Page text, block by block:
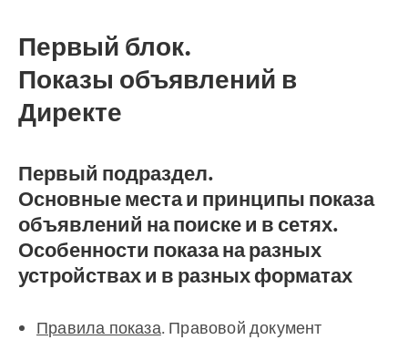
Первый блок.
Показы объявлений в
Директе
Первый подраздел.
Основные места и принципы показа
объявлений на поиске и в сетях.
Особенности показа на разных
устройствах и в разных форматах
Правила показа. Правовой документ